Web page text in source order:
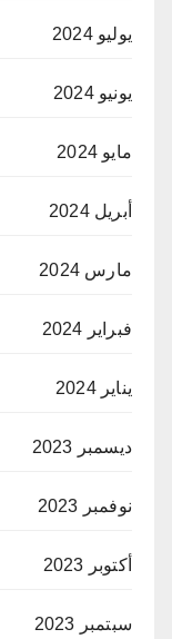
يوليو 2024
يونيو 2024
مايو 2024
أبريل 2024
مارس 2024
فبراير 2024
يناير 2024
ديسمبر 2023
نوفمبر 2023
أكتوبر 2023
سبتمبر 2023